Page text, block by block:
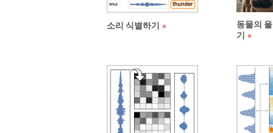
소리 식별하기
동물의
기